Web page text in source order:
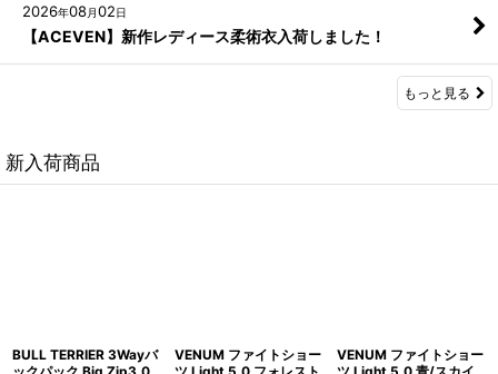
2026年08月02日
【ACEVEN】新作レディース柔術衣入荷しました！
もっと見る
新入荷商品
BULL TERRIER 3Wayバ
VENUM ファイトショー
VENUM ファイトショー